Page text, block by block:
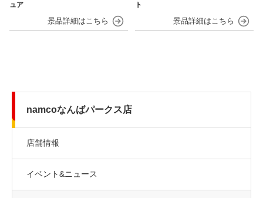
ュア
ト
namcoなんばパークス店
店舗情報
イベント&ニュース